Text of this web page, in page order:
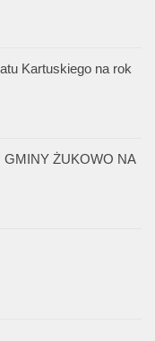
Kartuskiego na rok
ŻUKOWO NA